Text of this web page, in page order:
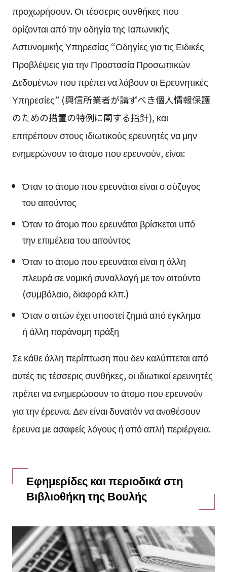
προχωρήσουν. Οι τέσσερις συνθήκες που
ορίζονται από την οδηγία της Ιαπωνικής
Αστυνομικής Υπηρεσίας “Οδηγίες για τις Ειδικές
Προβλέψεις για την Προστασία Προσωπικών
Δεδομένων που πρέπει να λάβουν οι Ερευνητικές
Υπηρεσίες” (興信所業者が講ずべき個人情報保護
のための措置の特例に関する指針), και
επιτρέπουν στους ιδιωτικούς ερευνητές να μην
ενημερώνουν το άτομο που ερευνούν, είναι:
Όταν το άτομο που ερευνάται είναι ο σύζυγος
του αιτούντος
Όταν το άτομο που ερευνάται βρίσκεται υπό
την επιμέλεια του αιτούντος
Όταν το άτομο που ερευνάται είναι η άλλη
πλευρά σε νομική συναλλαγή με τον αιτούντο
(συμβόλαιο, διαφορά κλπ.)
Όταν ο αιτών έχει υποστεί ζημιά από έγκλημα
ή άλλη παράνομη πράξη
Σε κάθε άλλη περίπτωση που δεν καλύπτεται από
αυτές τις τέσσερις συνθήκες, οι ιδιωτικοί ερευνητές
πρέπει να ενημερώσουν το άτομο που ερευνούν
για την έρευνα. Δεν είναι δυνατόν να αναθέσουν
έρευνα με ασαφείς λόγους ή από απλή περιέργεια.
Εφημερίδες και περιοδικά στη
Βιβλιοθήκη της Βουλής